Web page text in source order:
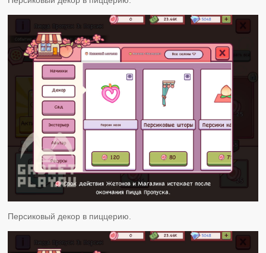
Персиковый декор в пиццерию.